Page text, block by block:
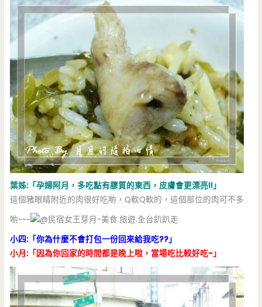
葉姊:「孕婦阿月，多吃點有膠質的東西，皮膚會更漂亮!!」
這個豬眼睛附近的肉很好吃喲，Q軟Q軟的，這個部位的肉可不多
喲~~~
小四:「你為什麼不會打包一份回來給我吃??」
小月:「因為你回家的時間都是晚上啦，當場吃比較好吃~」